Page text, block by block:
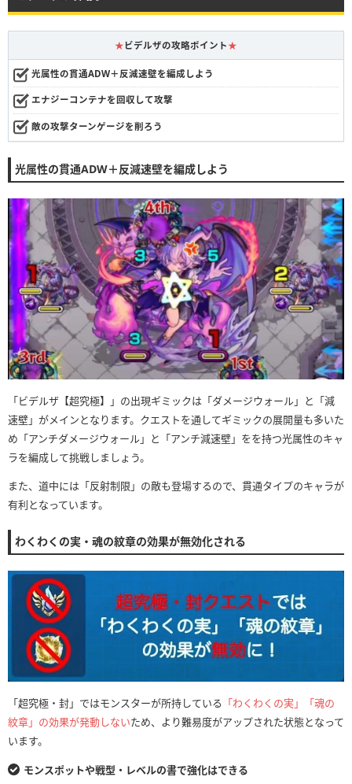
★ビデルザの攻略ポイント ★
光属性の貫通ADW＋反減速壁を編成しよう
エナジーコンテナを回収して攻撃
敵の攻撃ターンゲージを削ろう
光属性の貫通ADW＋反減速壁を編成しよう
「ビデルザ【超究極】」の出現ギミックは「ダメージウォール」と「減
速壁」がメインとなります。クエストを通してギミックの展開量も多いた
め「アンチダメージウォール」と「アンチ減速壁」をを持つ光属性のキャ
ラを編成して挑戦しましょう。
また、道中には「反射制限」の敵も登場するので、貫通タイプのキャラが
有利となっています。
わくわくの実・魂の紋章の効果が無効化される
「超究極・封」ではモンスターが所持している 「わくわくの実」「魂の
紋章」の効果が発動しないため、より難易度がアップされた状態となって
います。
モンスポットや戦型・レベルの書で強化はできる